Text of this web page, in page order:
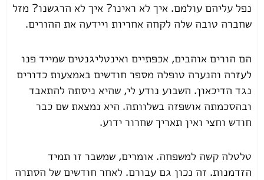
נפל עליהם עולמם. איך לא ראינו? איך לא הרגשנו? מזל
שחברה טובה שלה לקחה אחריות ויידעה את ההורים.
הם הורים אוהבים, אכפתיים ואינטליגנטים שמייד פנו
לעזרה והנערה טופלה מספר חודשים באמצעות כדורים
נגד הדיכאון. השבוע נודע לי, שהיא ניסתה להתאבד
ובהסכמתה אושפזה בשלוותה. היא נמצאת שם כבר
חודש וחצי ואין תאריך שחרור ידוע.
טלטלה קשה למשפחה. אומרים, שמשבר זו תמיד
הזדמנות. זה נכון גם עבורם. לאחר חודשים של הסתרה